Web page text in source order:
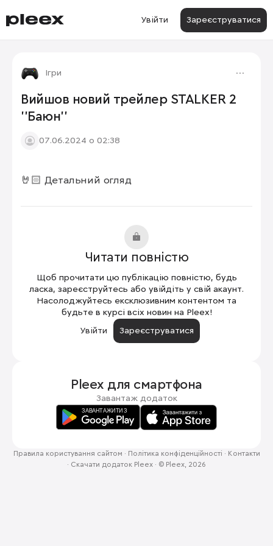
Увійти Зареєструватися
Ігри
Вийшов новий трейлер STALKER 2
''Баюн''
07.06.2024 о 02:38
🤘🏻 Детальний огляд
Читати повністю
Щоб прочитати цю публікацію повністю, будь
ласка, зареєструйтесь або увійдіть у свій акаунт.
Насолоджуйтесь ексклюзивним контентом та
будьте в курсі всіх новин на Pleex!
Увійти
Зареєструватися
Pleex для смартфона
Завантаж додаток
Правила користування сайтом · Політика конфіденційності · Контакти
· Скачати додаток Pleex · © Pleex, 2026